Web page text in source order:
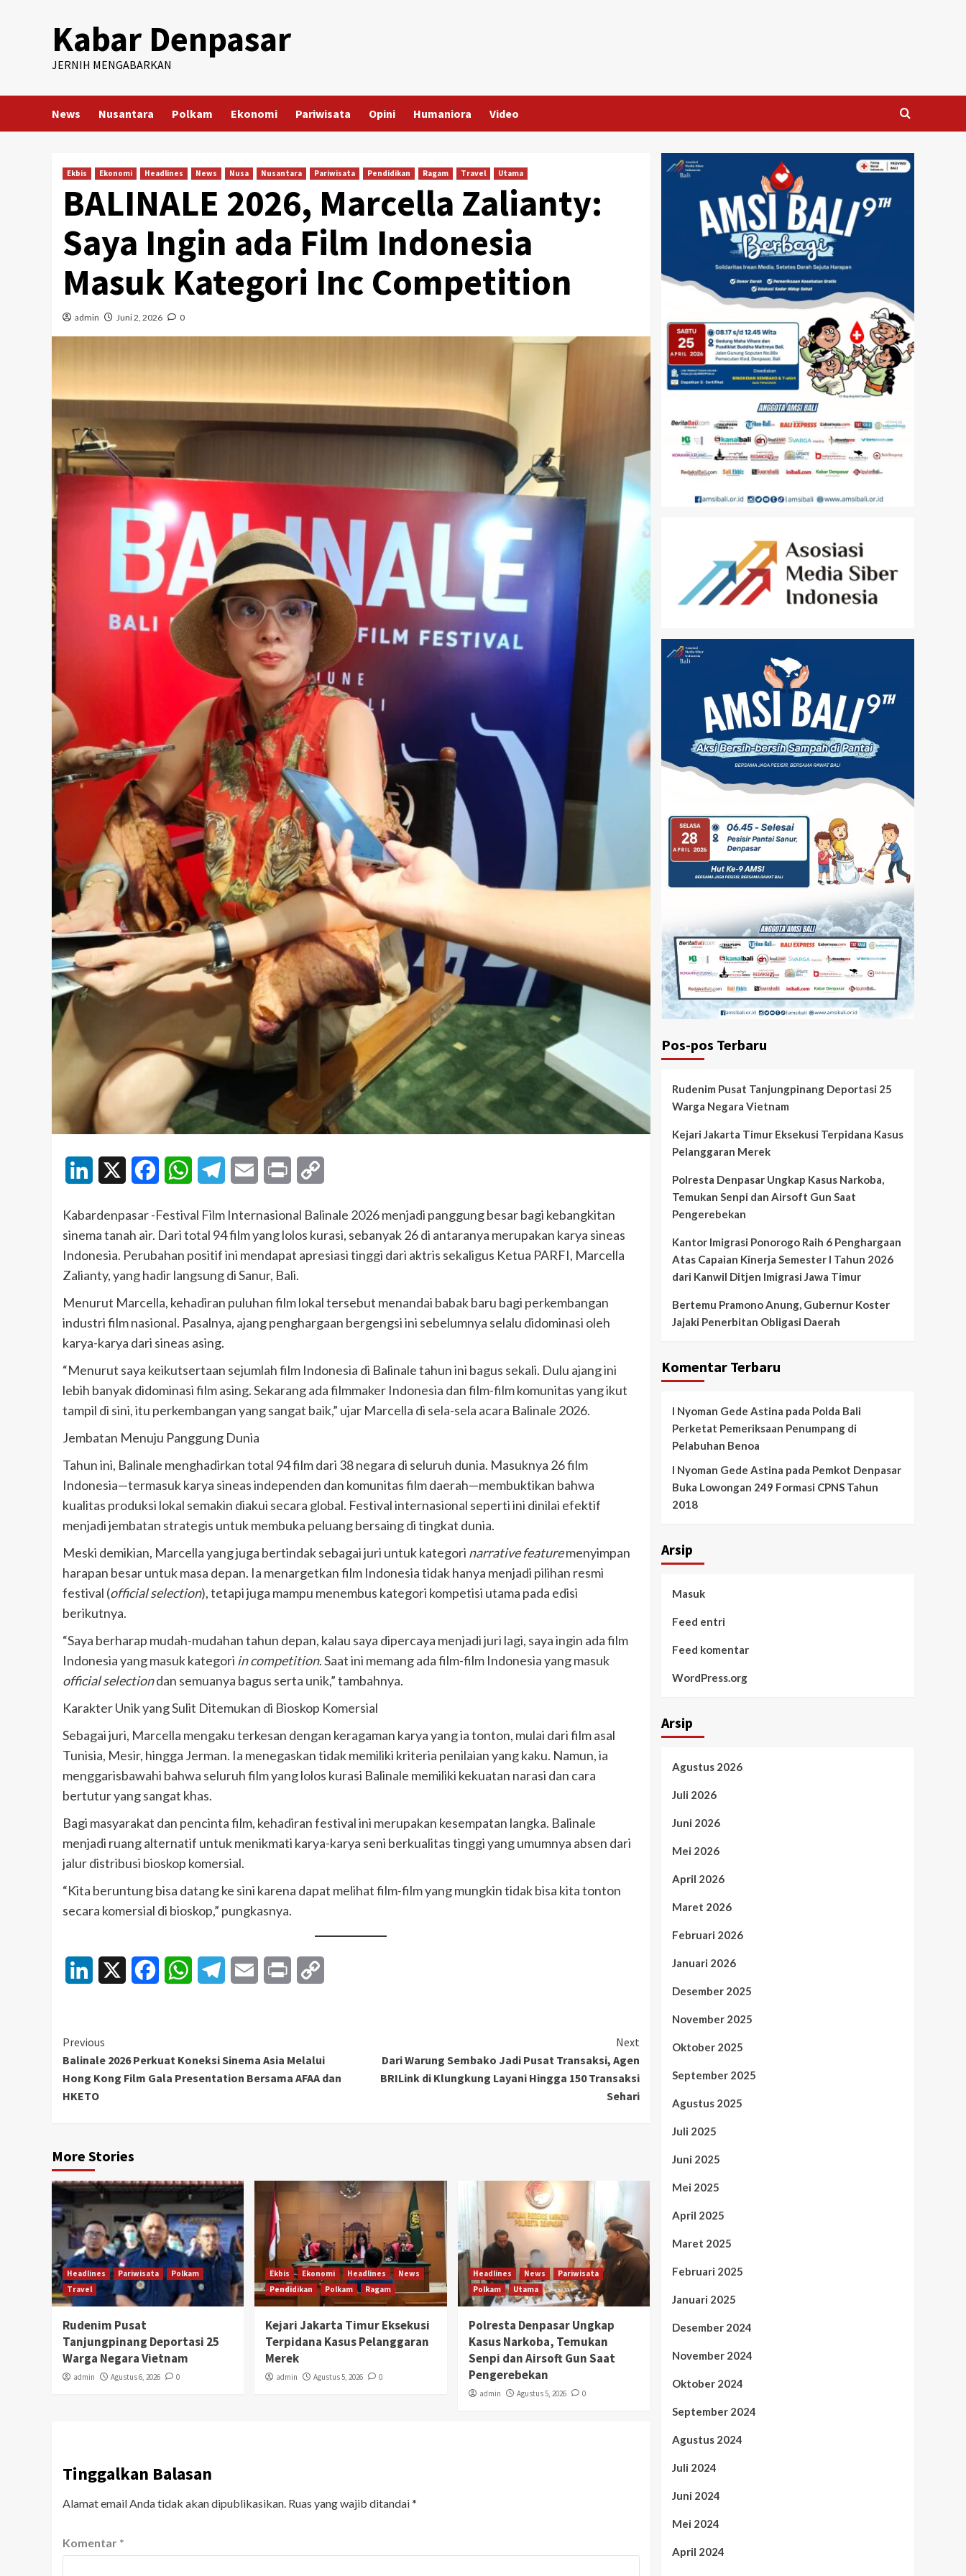
Kabar Denpasar
JERNIH MENGABARKAN
News Nusantara Polkam Ekonomi Pariwisata Opini Humaniora Video
Ekbis Ekonomi Headlines News Nusa Nusantara Pariwisata Pendidikan Ragam Travel Utama
BALINALE 2026, Marcella Zalianty:
Saya Ingin ada Film Indonesia
Masuk Kategori Inc Competition
admin Juni 2, 2026 0
LinkedIn FacebookWhatsAppTelegramEmail Print
Kabardenpasar -Festival Film Internasional Balinale 2026 menjadi panggung besar bagi kebangkitan
sinema tanah air. Dari total 94 film yang lolos kurasi, sebanyak 26 di antaranya merupakan karya sineas
Indonesia. Perubahan positif ini mendapat apresiasi tinggi dari aktris sekaligus Ketua PARFI, Marcella
Zalianty, yang hadir langsung di Sanur, Bali.
Menurut Marcella, kehadiran puluhan film lokal tersebut menandai babak baru bagi perkembangan
industri film nasional. Pasalnya, ajang penghargaan bergengsi ini sebelumnya selalu didominasi oleh
karya-karya dari sineas asing.
“Menurut saya keikutsertaan sejumlah film Indonesia di Balinale tahun ini bagus sekali. Dulu ajang ini
lebih banyak didominasi film asing. Sekarang ada filmmaker Indonesia dan film-film komunitas yang ikut
tampil di sini, itu perkembangan yang sangat baik,” ujar Marcella di sela-sela acara Balinale 2026.
Jembatan Menuju Panggung Dunia
Tahun ini, Balinale menghadirkan total 94 film dari 38 negara di seluruh dunia. Masuknya 26 film
Indonesia—termasuk karya sineas independen dan komunitas film daerah—membuktikan bahwa
kualitas produksi lokal semakin diakui secara global. Festival internasional seperti ini dinilai efektif
menjadi jembatan strategis untuk membuka peluang bersaing di tingkat dunia.
Meski demikian, Marcella yang juga bertindak sebagai juri untuk kategori narrative featuremenyimpan
harapan besar untuk masa depan. Ia menargetkan film Indonesia tidak hanya menjadi pilihan resmi
festival (official selection), tetapi juga mampu menembus kategori kompetisi utama pada edisi
berikutnya.
“Saya berharap mudah-mudahan tahun depan, kalau saya dipercaya menjadi juri lagi, saya ingin ada film
Indonesia yang masuk kategori in competition. Saat ini memang ada film-film Indonesia yang masuk
official selectiondan semuanya bagus serta unik,” tambahnya.
Karakter Unik yang Sulit Ditemukan di Bioskop Komersial
Sebagai juri, Marcella mengaku terkesan dengan keragaman karya yang ia tonton, mulai dari film asal
Tunisia, Mesir, hingga Jerman. Ia menegaskan tidak memiliki kriteria penilaian yang kaku. Namun, ia
menggarisbawahi bahwa seluruh film yang lolos kurasi Balinale memiliki kekuatan narasi dan cara
bertutur yang sangat khas.
Bagi masyarakat dan pencinta film, kehadiran festival ini merupakan kesempatan langka. Balinale
menjadi ruang alternatif untuk menikmati karya-karya seni berkualitas tinggi yang umumnya absen dari
jalur distribusi bioskop komersial.
“Kita beruntung bisa datang ke sini karena dapat melihat film-film yang mungkin tidak bisa kita tonton
secara komersial di bioskop,” pungkasnya.
LinkedIn FacebookWhatsAppTelegramEmail Print
Continue
Reading
Previous
Balinale 2026 Perkuat Koneksi Sinema Asia Melalui
Hong Kong Film Gala Presentation Bersama AFAA dan
HKETO
Next
Dari Warung Sembako Jadi Pusat Transaksi, Agen
BRILink di Klungkung Layani Hingga 150 Transaksi
Sehari
More Stories
Headlines Pariwisata
Polkam
Travel
Rudenim Pusat
Tanjungpinang Deportasi 25
Warga Negara Vietnam
admin Agustus 6, 2026 0
Ekbis Ekonomi Headlines
News
Pendidikan
Polkam Ragam
Kejari Jakarta Timur Eksekusi
Terpidana Kasus Pelanggaran
Merek
admin Agustus 5, 2026 0
Headlines News
Pariwisata
Polkam
Utama
Polresta Denpasar Ungkap
Kasus Narkoba, Temukan
Senpi dan Airsoft Gun Saat
Pengerebekan
admin Agustus 5, 2026 0
Tinggalkan Balasan
Alamat email Anda tidak akan dipublikasikan. Ruas yang wajib ditandai*
Komentar *
Pos-pos Terbaru
Rudenim Pusat Tanjungpinang Deportasi 25
Warga Negara Vietnam
Kejari Jakarta Timur Eksekusi Terpidana Kasus
Pelanggaran Merek
Polresta Denpasar Ungkap Kasus Narkoba,
Temukan Senpi dan Airsoft Gun Saat
Pengerebekan
Kantor Imigrasi Ponorogo Raih 6 Penghargaan
Atas Capaian Kinerja Semester I Tahun 2026
dari Kanwil Ditjen Imigrasi Jawa Timur
Bertemu Pramono Anung, Gubernur Koster
Jajaki Penerbitan Obligasi Daerah
Komentar Terbaru
I Nyoman Gede Astina pada Polda Bali
Perketat Pemeriksaan Penumpang di
Pelabuhan Benoa
I Nyoman Gede Astina pada Pemkot Denpasar
Buka Lowongan 249 Formasi CPNS Tahun
2018
Arsip
Masuk
Feed entri
Feed komentar
WordPress.org
Arsip
Agustus 2026
Juli 2026
Juni 2026
Mei 2026
April 2026
Maret 2026
Februari 2026
Januari 2026
Desember 2025
November 2025
Oktober 2025
September 2025
Agustus 2025
Juli 2025
Juni 2025
Mei 2025
April 2025
Maret 2025
Februari 2025
Januari 2025
Desember 2024
November 2024
Oktober 2024
September 2024
Agustus 2024
Juli 2024
Juni 2024
Mei 2024
April 2024